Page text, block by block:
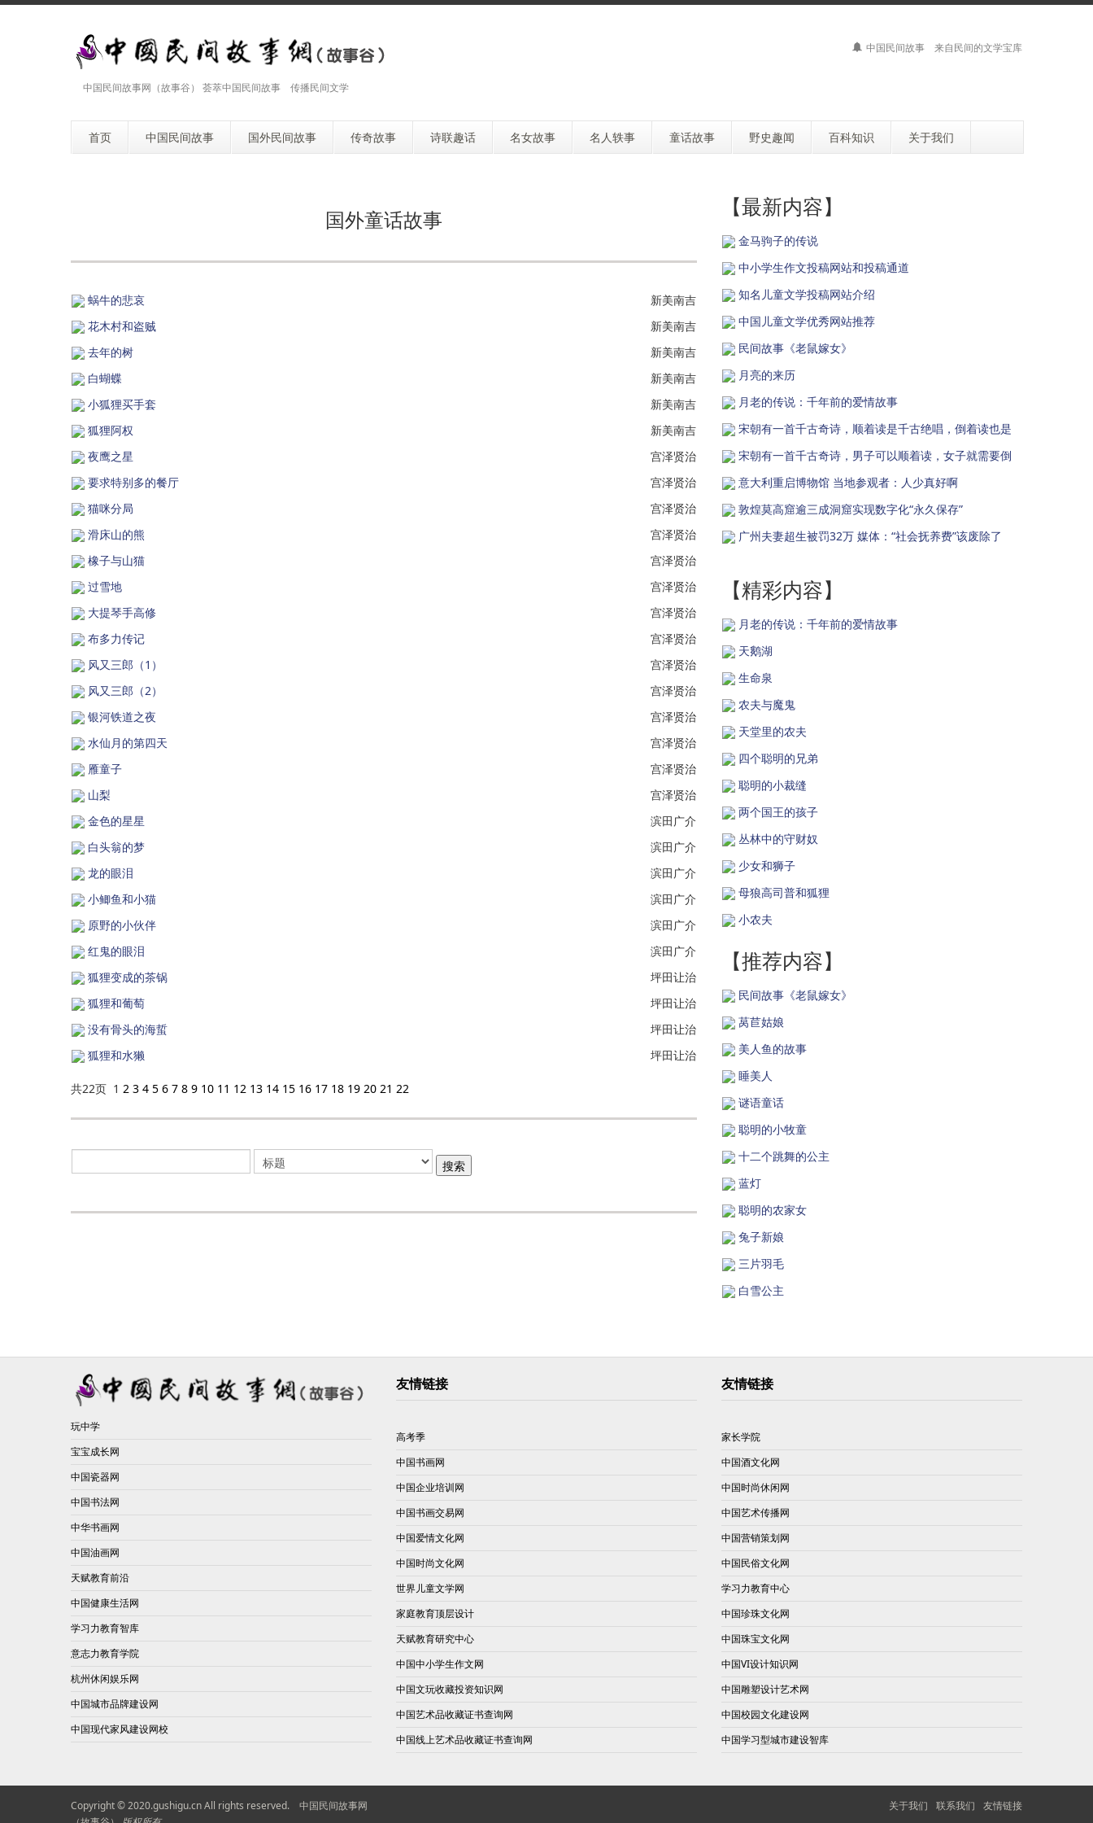
中国民间故事网（故事谷） 荟萃中国民间故事 传播民间文学
中国民间故事 来自民间的文学宝库
首页 中国民间故事 国外民间故事 传奇故事 诗联趣话 名女故事 名人轶事 童话故事 野史趣闻 百科知识 关于我们
国外童话故事
蜗牛的悲哀
新美南吉
花木村和盗贼
新美南吉
去年的树
新美南吉
白蝴蝶
新美南吉
小狐狸买手套
新美南吉
狐狸阿权
新美南吉
夜鹰之星
宫泽贤治
要求特别多的餐厅
宫泽贤治
猫咪分局
宫泽贤治
滑床山的熊
宫泽贤治
橡子与山猫
宫泽贤治
过雪地
宫泽贤治
大提琴手高修
宫泽贤治
布多力传记
宫泽贤治
风又三郎（1）
宫泽贤治
风又三郎（2）
宫泽贤治
银河铁道之夜
宫泽贤治
水仙月的第四天
宫泽贤治
雁童子
宫泽贤治
山梨
宫泽贤治
金色的星星
滨田广介
白头翁的梦
滨田广介
龙的眼泪
滨田广介
小鲫鱼和小猫
滨田广介
原野的小伙伴
滨田广介
红鬼的眼泪
滨田广介
狐狸变成的茶锅
坪田让治
狐狸和葡萄
坪田让治
没有骨头的海蜇
坪田让治
狐狸和水獭
坪田让治
共22页 1 2 3 4 5 6 7 8 9 10 11 12 13 14 15 16 17 18 19 20 21 22
【最新内容】
金马驹子的传说
中小学生作文投稿网站和投稿通道
知名儿童文学投稿网站介绍
中国儿童文学优秀网站推荐
民间故事《老鼠嫁女》
月亮的来历
月老的传说：千年前的爱情故事
宋朝有一首千古奇诗，顺着读是千古绝唱，倒着读也是
宋朝有一首千古奇诗，男子可以顺着读，女子就需要倒
意大利重启博物馆 当地参观者：人少真好啊
敦煌莫高窟逾三成洞窟实现数字化“永久保存”
广州夫妻超生被罚32万 媒体：“社会抚养费”该废除了
【精彩内容】
月老的传说：千年前的爱情故事
天鹅湖
生命泉
农夫与魔鬼
天堂里的农夫
四个聪明的兄弟
聪明的小裁缝
两个国王的孩子
丛林中的守财奴
少女和狮子
母狼高司普和狐狸
小农夫
【推荐内容】
民间故事《老鼠嫁女》
莴苣姑娘
美人鱼的故事
睡美人
谜语童话
聪明的小牧童
十二个跳舞的公主
蓝灯
聪明的农家女
兔子新娘
三片羽毛
白雪公主
玩中学
宝宝成长网
中国瓷器网
中国书法网
中华书画网
中国油画网
天赋教育前沿
中国健康生活网
学习力教育智库
意志力教育学院
杭州休闲娱乐网
中国城市品牌建设网
中国现代家风建设网校
友情链接
高考季
中国书画网
中国企业培训网
中国书画交易网
中国爱情文化网
中国时尚文化网
世界儿童文学网
家庭教育顶层设计
天赋教育研究中心
中国中小学生作文网
中国文玩收藏投资知识网
中国艺术品收藏证书查询网
中国线上艺术品收藏证书查询网
友情链接
家长学院
中国酒文化网
中国时尚休闲网
中国艺术传播网
中国营销策划网
中国民俗文化网
学习力教育中心
中国珍珠文化网
中国珠宝文化网
中国VI设计知识网
中国雕塑设计艺术网
中国校园文化建设网
中国学习型城市建设智库
Copyright © 2020.gushigu.cn All rights reserved. 中国民间故事网
关于我们 联系我们 友情链接